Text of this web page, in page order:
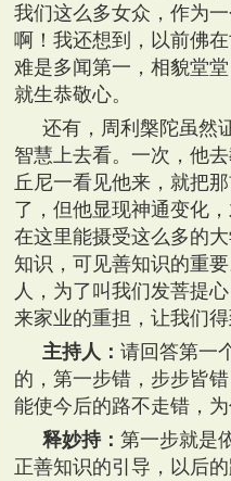
我们这么多女众，作为
啊！我还想到，以前佛
难是多闻第一，相貌堂
就生恭敬心。
还有，周利槃陀虽然
智慧上去看。一次，他
丘尼一看见他来，就把
了，但他显现神通变化
在这里能摄受这么多的
知识，可见善知识的重
人，为了叫我们发菩提
来家业的重担，让我们
主持人： 请回答第一
的，第一步错，步步皆
能使今后的路不走错，
释妙持： 第一步就是
正善知识的引导，以后